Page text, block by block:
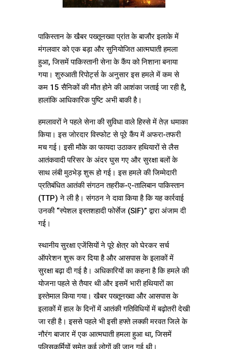
पाकिस्तान के खैबर पख्तूनख्वा प्रांत के बाजौर इलाके में
मंगलवार को एक बड़ा और सुनियोजित आत्मघाती हमला
हुआ, जिसमें पाकिस्तानी सेना के कैंप को निशाना बनाया
गया। शुरुआती रिपोर्ट्स के अनुसार इस हमले में कम से
कम 15 सैनिकों की मौत होने की आशंका जताई जा रही है,
हालांकि आधिकारिक पुष्टि अभी बाकी है।
हमलावरों ने पहले सेना की सुविधा वाले हिस्से में तेज़ धमाका
किया। इस जोरदार विस्फोट से पूरे कैंप में अफरा-तफरी
मच गई। इसी मौके का फायदा उठाकर हथियारों से लैस
आतंकवादी परिसर के अंदर घुस गए और सुरक्षा बलों के
साथ लंबी मुठभेड़ शुरू हो गई। इस हमले की जिम्मेदारी
प्रतिबंधित आतंकी संगठन तहरीक-ए-तालिबान पाकिस्तान
(TTP) ने ली है। संगठन ने दावा किया है कि यह कार्रवाई
उनकी “स्पेशल इस्तशहादी फोर्सेज (SIF)” द्वारा अंजाम दी
गई।
स्थानीय सुरक्षा एजेंसियों ने पूरे क्षेत्र को घेरकर सर्च
ऑपरेशन शुरू कर दिया है और आसपास के इलाकों में
सुरक्षा बढ़ा दी गई है। अधिकारियों का कहना है कि हमले की
योजना पहले से तैयार थी और इसमें भारी हथियारों का
इस्तेमाल किया गया। खैबर पख्तूनख्वा और आसपास के
इलाकों में हाल के दिनों में आतंकी गतिविधियों में बढ़ोतरी देखी
जा रही है। इससे पहले भी इसी हफ्ते लक्की मरवत जिले के
नौरंग बाजार में एक आत्मघाती हमला हुआ था, जिसमें
पुलिसकर्मियों समेत कई लोगों की जान गई थी।